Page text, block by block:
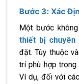
Bước 3: Xác
Một bước
thiết bị chuyên
đặt. Tùy thuộc
trí phù hợp
Ví dụ, đối với